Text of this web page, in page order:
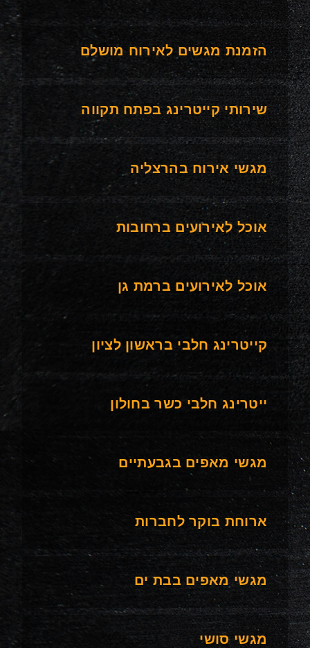
הזמנת מגשים לאירוח מושלם
שירותי קייטרינג בפתח תקווה
מגשי אירוח בהרצליה
אוכל לאירועים ברחובות
אוכל לאירועים ברמת גן
קייטרינג חלבי בראשון לציון
ייטרינג חלבי כשר בחולון
מגשי מאפים בגבעתיים
ארוחת בוקר לחברות
מגשי מאפים בבת ים
מגשי סושי